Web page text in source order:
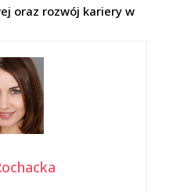
oraz rozwój kariery w